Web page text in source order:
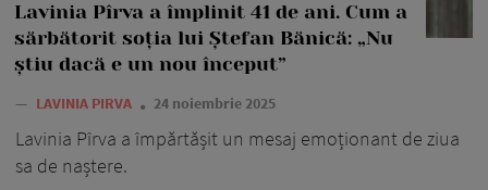
Lavinia Pîrva a împlinit 41 de ani. Cum a
sărbătorit soția lui Ștefan Bănică: „Nu
știu dacă e un nou început”
— LAVINIA PIRVA 24 noiembrie 2025
Lavinia Pîrva a împărtășit un mesaj emoționant de ziua
sa de naștere.